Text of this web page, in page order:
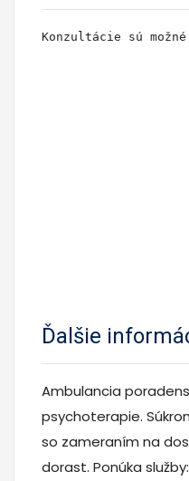
Konzultácie sú
Ďalšie
Ambulancia
psychoterapie.
so zameraním na
dorast. Ponúka